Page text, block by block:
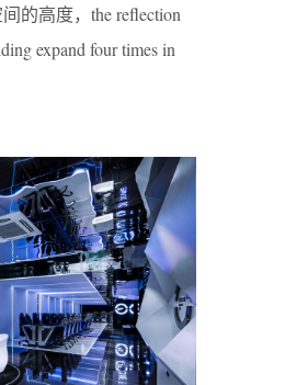
的高度，the reflection
expand four times in